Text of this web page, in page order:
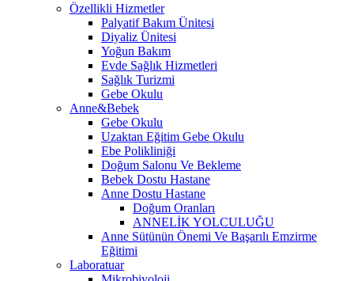
Özellikli Hizmetler
Palyatif Bakım Ünitesi
Diyaliz Ünitesi
Yoğun Bakım
Evde Sağlık Hizmetleri
Sağlık Turizmi
Gebe Okulu
Anne&Bebek
Gebe Okulu
Uzaktan Eğitim Gebe Okulu
Ebe Polikliniği
Doğum Salonu Ve Bekleme
Bebek Dostu Hastane
Anne Dostu Hastane
Doğum Oranları
ANNELİK YOLCULUĞU
Anne Sütünün Önemi Ve Başarılı Emzirme
Eğitimi
Laboratuar